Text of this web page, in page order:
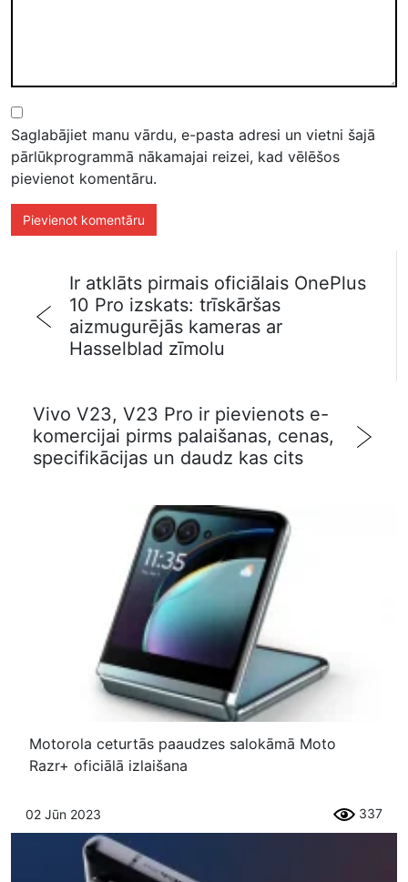
Saglabājiet manu vārdu, e-pasta adresi un vietni šajā
pārlūkprogrammā nākamajai reizei, kad vēlēšos
pievienot komentāru.
Ir atklāts pirmais oficiālais OnePlus
10 Pro izskats: trīskāršas
aizmugurējās kameras ar
Hasselblad zīmolu
Vivo V23, V23 Pro ir pievienots e-
komercijai pirms palaišanas, cenas,
specifikācijas un daudz kas cits
Motorola ceturtās paaudzes salokāmā Moto
Razr+ oficiālā izlaišana
02 Jūn 2023 337